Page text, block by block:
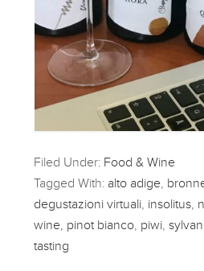
Filed Under: Food & Wine
Tagged With: alto adige
degustazioni virtuali insolitus
wine pinot bianco piwi ,
tasting